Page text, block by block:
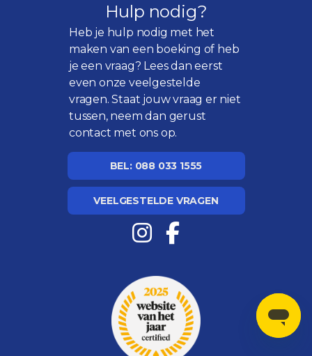
Hulp nodig?
Heb je hulp nodig met het
maken van een boeking of heb
je een vraag? Lees dan eerst
even onzeveelgestelde
vragen. Staat jouw vraag er niet
tussen, neem dan gerust
contact met ons op.
BEL: 088 033 1555
VEELGESTELDE VRAGEN